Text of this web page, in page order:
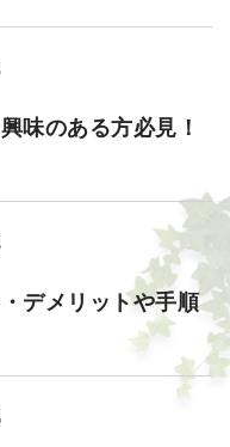
味のある方必見！
デメリットや手順